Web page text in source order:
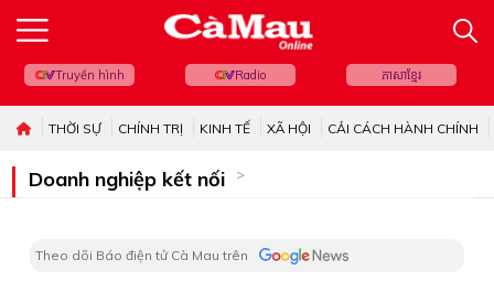
Truyền hình Radio ភាសាខ្មែរ
THỜI SỰ CHÍNH TRỊ KINH TẾ XÃ HỘI CẢI CÁCH HÀNH CHÍNH
Doanh nghiệp kết nối
Theo dõi Báo điện tử Cà Mau trên